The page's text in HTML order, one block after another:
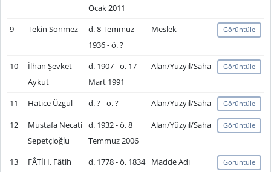
Ocak 2011
9 Tekin Sönmez
d. 8 Temmuz
1936 - ö. ?
Meslek Görüntüle
10
İlhan Şevket
Aykut
d. 1907 - ö. 17
Mart 1991
Alan/Yüzyıl/Saha Görüntüle
11 Hatice Üzgül d. ? - ö. ? Alan/Yüzyıl/Saha Görüntüle
12
Mustafa Necati
Sepetçioğlu
d. 1932 - ö. 8
Temmuz 2006
Alan/Yüzyıl/Saha Görüntüle
13 FÂTİH, Fâtih d. 1778 - ö. 1834 Madde Adı Görüntüle